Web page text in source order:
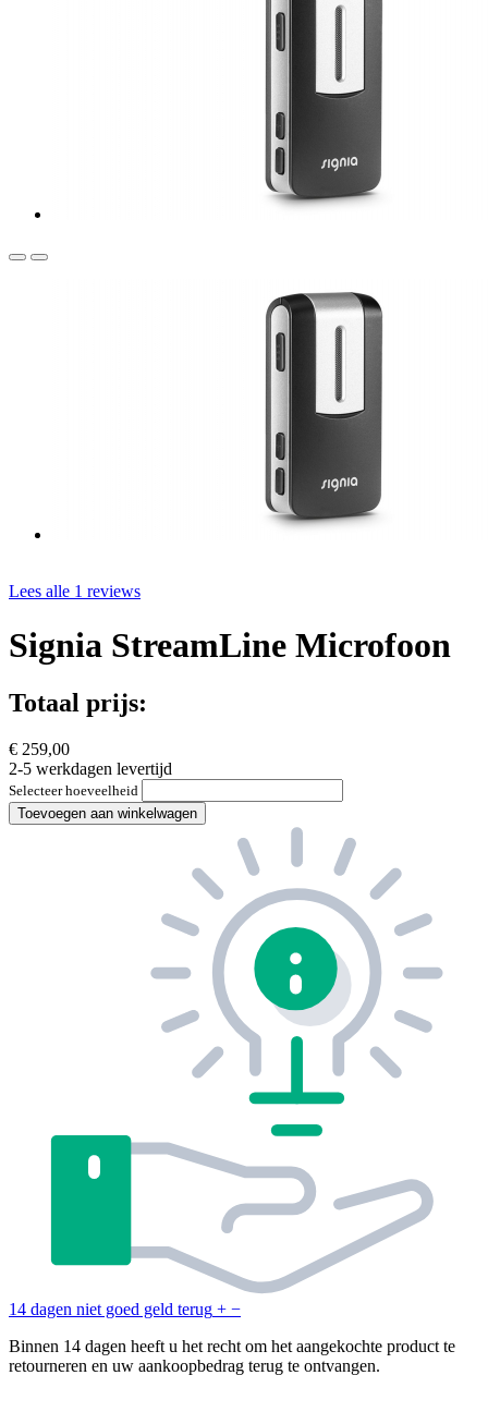
Lees alle 1 reviews
Signia StreamLine Microfoon
Totaal prijs:
€ 259,00
2-5 werkdagen levertijd
Selecteer hoeveelheid
Toevoegen aan winkelwagen
14 dagen niet goed geld terug + −
Binnen 14 dagen heeft u het recht om het aangekochte product te
retourneren en uw aankoopbedrag terug te ontvangen.